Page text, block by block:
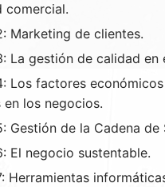
comercial.
Marketing de clientes.
La gestión de calidad en
Los factores
los negocios.
Gestión de la Cadena de
El negocio sustentable.
Herramientas